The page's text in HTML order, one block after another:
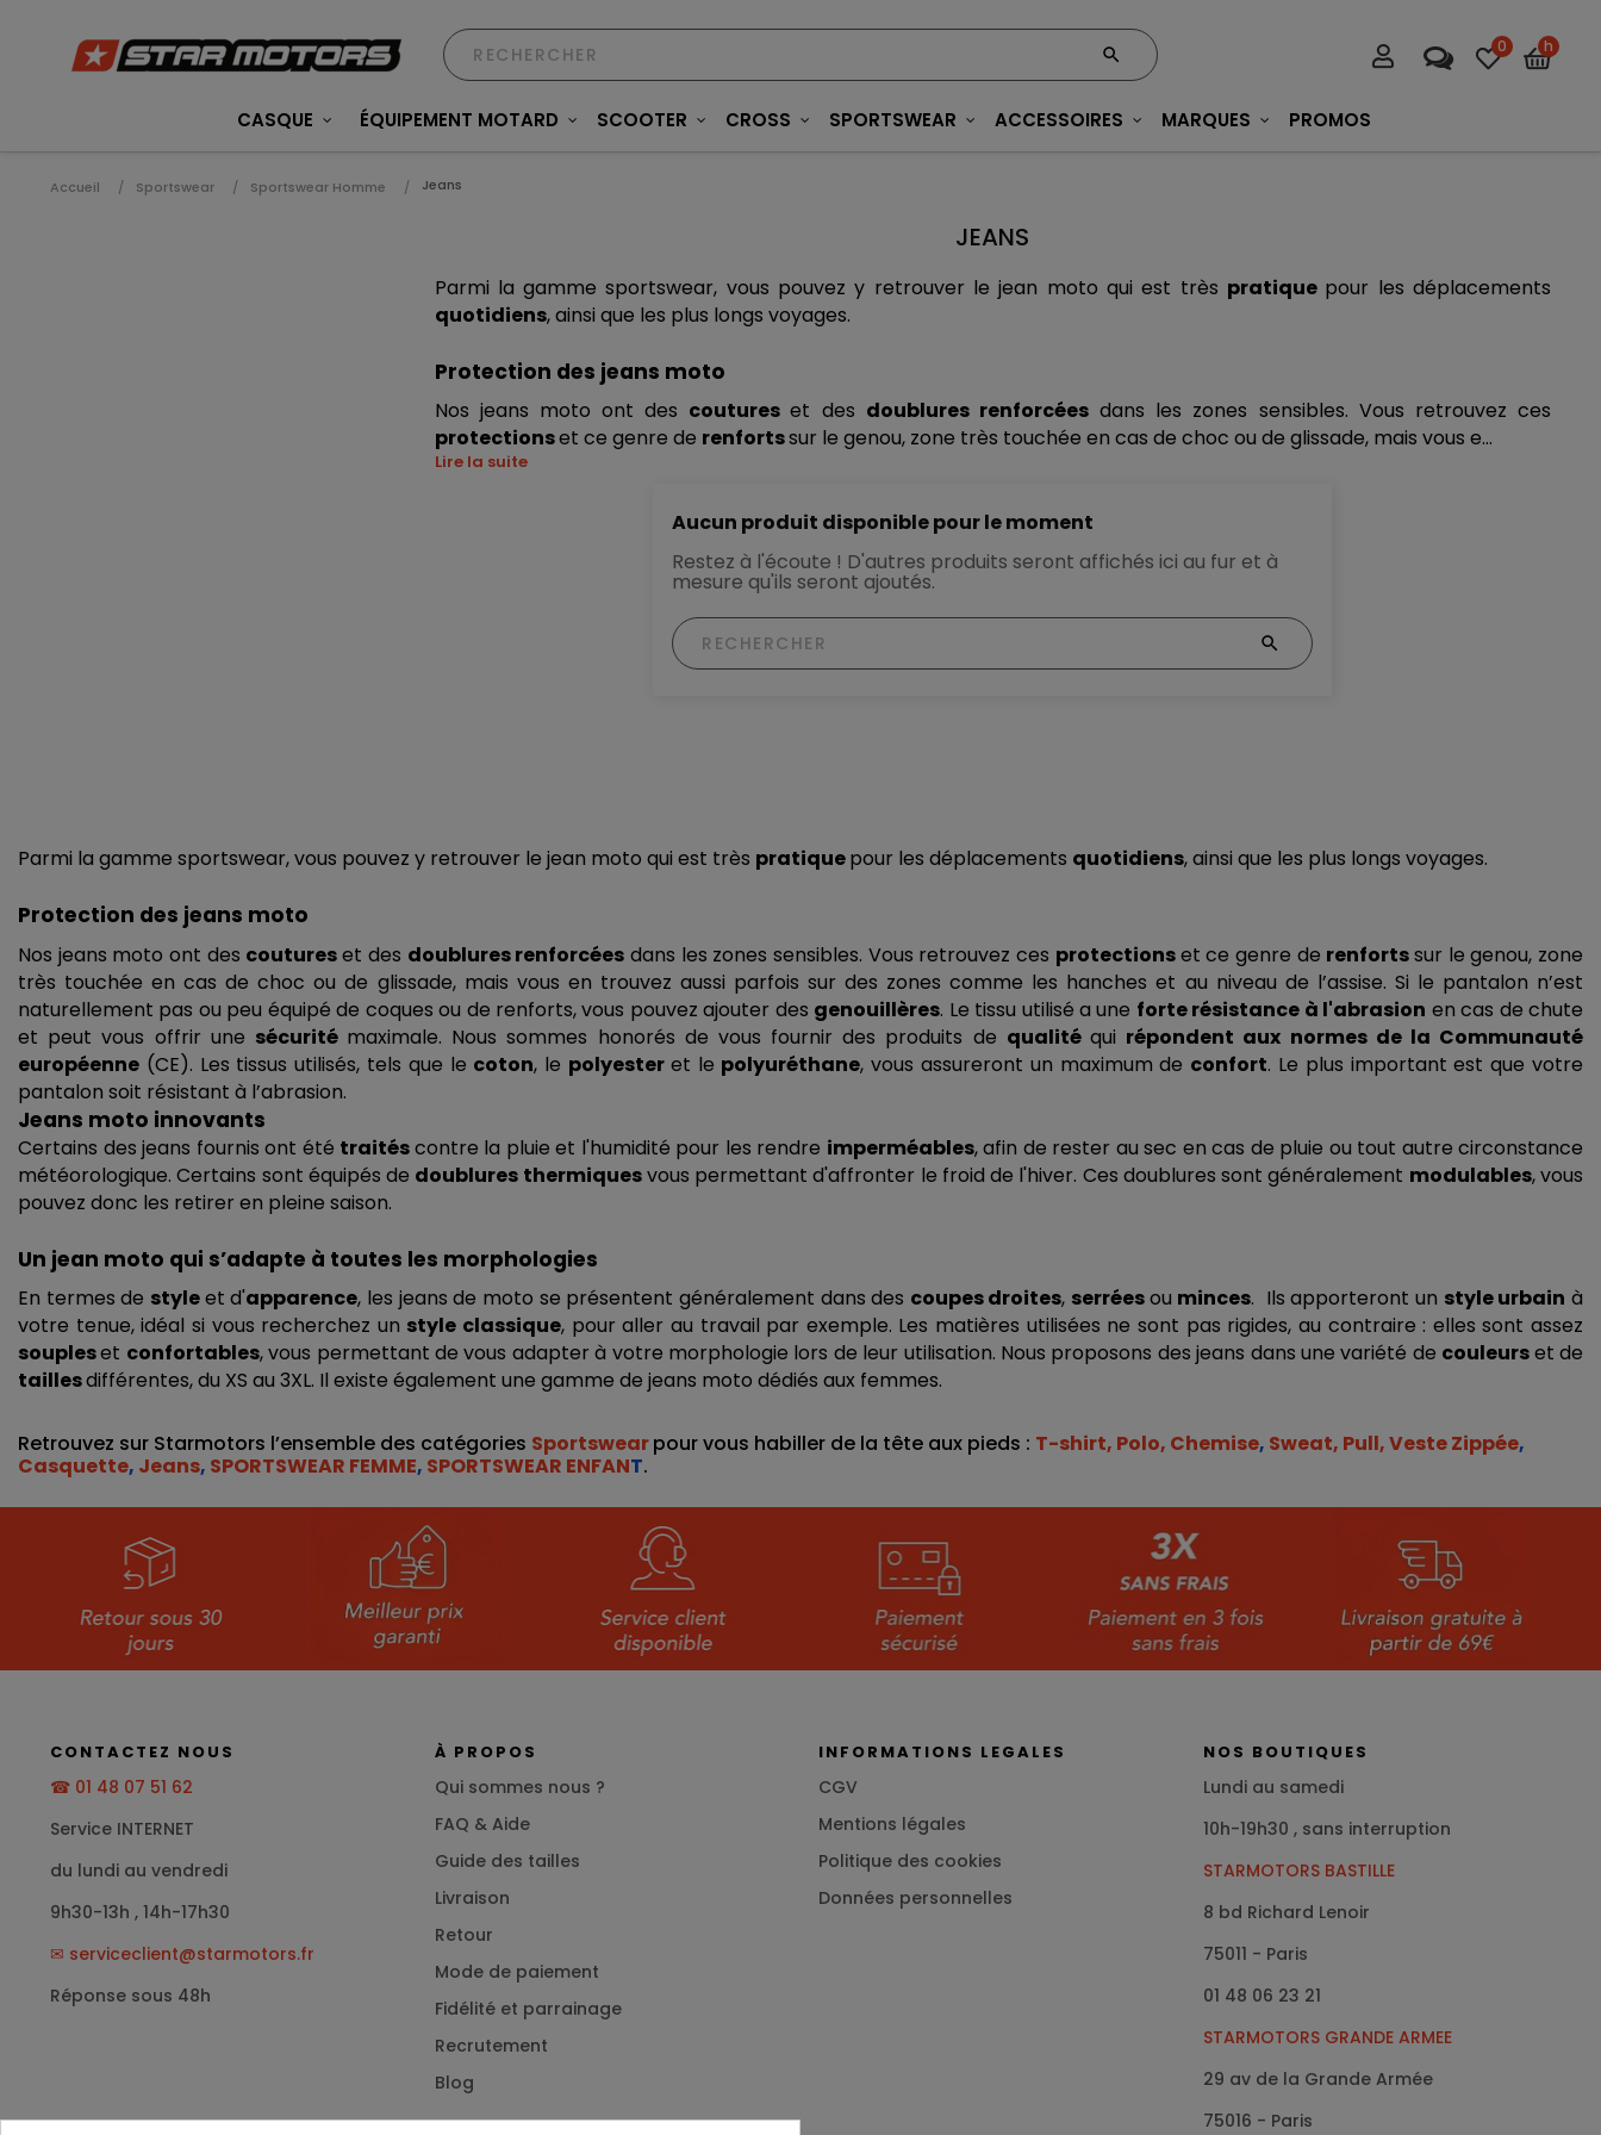
0 h
CASQUE ÉQUIPEMENT MOTARD SCOOTER CROSS SPORTSWEAR ACCESSOIRES MARQUES PROMOS
Accueil Sportswear Sportswear Homme Jeans
JEANS
Parmi la gamme sportswear, vous pouvez y retrouver le jean moto qui est très pratique
quotidiens, ainsi que les plus longs voyages.
Protection des jeans moto
Nos jeans moto ont des coutures et des doublures renforcées
protections et ce genre de renforts sur le genou, zone très touchée en cas de choc ou de glissade, mais vous e...
Lire la suite
Aucun produit disponible pour le moment
Restez à l'écoute ! D'autres produits seront affichés ici au fur et à
mesure qu'ils seront ajoutés.
Parmi la gamme sportswear, vous pouvez y retrouver le jean moto qui est très pratique pour les déplacements quotidiens, ainsi que les plus longs voyages.
Protection des jeans moto
Nos jeans moto ont des coutures et des doublures renforcées dans les zones sensibles. Vous retrouvez ces protections et ce genre de renforts sur le genou, zone
très touchée en cas de choc ou de glissade, mais vous en trouvez aussi parfois sur des zones comme les hanches et au niveau de l’assise. Si le pantalon n’est
naturellement pas ou peu équipé de coques ou de renforts, vous pouvez ajouter des genouillères. Le tissu utilisé a une forte résistance à l'abrasion en cas de chute
et peut vous offrir une sécurité maximale. Nous sommes honorés de vous fournir des produits de qualité qui répondent aux normes de la Communauté
européenne (CE). Les tissus utilisés, tels que le coton, le polyester et le polyuréthane, vous assureront un maximum de confort. Le plus important est que votre
pantalon soit résistant à l’abrasion.
Jeans moto innovants
Certains des jeans fournis ont été traités contre la pluie et l'humidité pour les rendre imperméables, afin de rester au sec en cas de pluie ou tout autre circonstance
météorologique. Certains sont équipés de doublures thermiques vous permettant d'affronter le froid de l'hiver. Ces doublures sont généralement modulables, vous
pouvez donc les retirer en pleine saison.
Un jean moto qui s’adapte à toutes les morphologies
En termes de style et d'apparence, les jeans de moto se présentent généralement dans des coupes droites, serrées ou minces.  Ils apporteront un style urbain à
votre tenue, idéal si vous recherchez un style classique
souples et confortables, vous permettant de vous adapter à votre morphologie lors de leur utilisation. Nous proposons des jeans dans une variété de couleurs
tailles différentes, du XS au 3XL. Il existe également une gamme de jeans moto dédiés aux femmes.
Retrouvez sur Starmotors l’ensemble des catégories Sportswear pour vous habiller de la tête aux pieds : T-shirt, Polo, Chemise, Sweat, Pull, Veste Zippée
Casquette, Jeans, SPORTSWEAR FEMME, SPORTSWEAR ENFANT.
CONTACTEZ NOUS
☎ 01 48 07 51 62
Service INTERNET
du lundi au vendredi
9h30-13h , 14h-17h30
✉ serviceclient@starmotors.fr
Réponse sous 48h
À PROPOS
Qui sommes nous ?
FAQ & Aide
Guide des tailles
Livraison
Retour
Mode de paiement
Fidélité et parrainage
Recrutement
Blog
INFORMATIONS LEGALES
CGV
Mentions légales
Politique des cookies
Données personnelles
NOS BOUTIQUES
Lundi au samedi
10h-19h30 , sans interruption
STARMOTORS BASTILLE
8 bd Richard Lenoir
75011 - Paris
01 48 06 23 21
STARMOTORS GRANDE ARMEE
29 av de la Grande Armée
75016 - Paris